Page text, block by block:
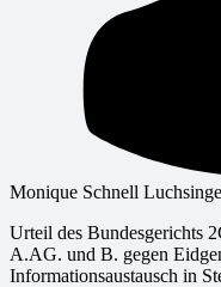
Monique Schnell
Urteil des Bundesgerichts
A.AG. und B. gegen
Informationsaustausch in